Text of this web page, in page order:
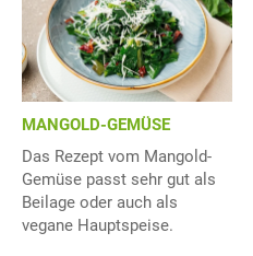
MANGOLD-GEMÜSE
Das Rezept vom Mangold-
Gemüse passt sehr gut als
Beilage oder auch als
vegane Hauptspeise.